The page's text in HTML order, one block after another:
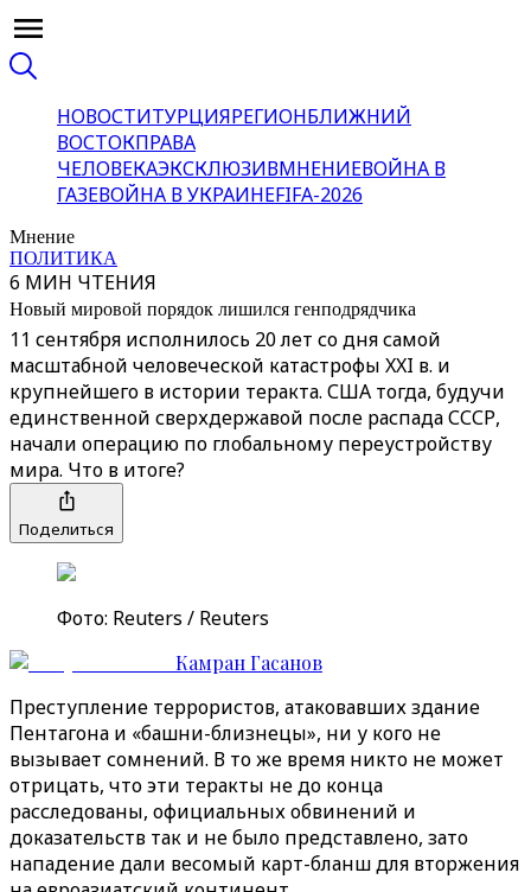
НОВОСТИТУРЦИЯРЕГИОНБЛИЖНИЙ
ВОСТОКПРАВА
ЧЕЛОВЕКАЭКСКЛЮЗИВМНЕНИЕВОЙНА В
ГАЗЕВОЙНА В УКРАИНЕFIFA-2026
Мнение
ПОЛИТИКА
6 МИН ЧТЕНИЯ
Новый мировой порядок лишился генподрядчика
11 сентября исполнилось 20 лет со дня самой
масштабной человеческой катастрофы XXI в. и
крупнейшего в истории теракта. США тогда, будучи
единственной сверхдержавой после распада СССР,
начали операцию по глобальному переустройству
мира. Что в итоге?
Поделиться
Фото: Reuters / Reuters
Камран Гасанов
Преступление террористов, атаковавших здание
Пентагона и «башни-близнецы», ни у кого не
вызывает сомнений. В то же время никто не может
отрицать, что эти теракты не до конца
расследованы, официальных обвинений и
доказательств так и не было представлено, зато
нападение дали весомый карт-бланш для вторжения